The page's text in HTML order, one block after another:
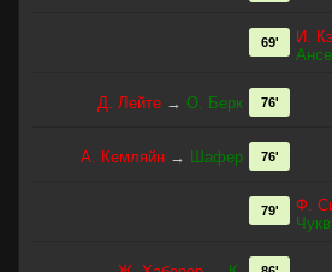
И.
69'
Д. Лейте → О. Берк 76'
А. Кемляйн → Шафер 76'
Ф.
79'